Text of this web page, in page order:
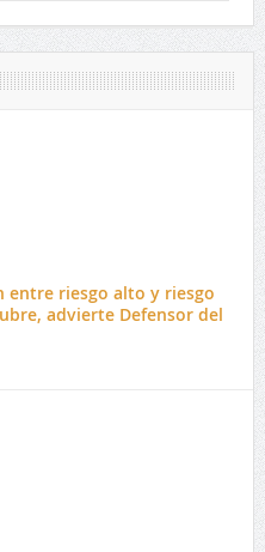
entre riesgo alto y riesgo
advierte Defensor del